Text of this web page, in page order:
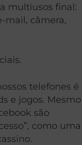
multiusos final:
mail, câmera,
telefones é
e jogos. Mesmo
são
como uma